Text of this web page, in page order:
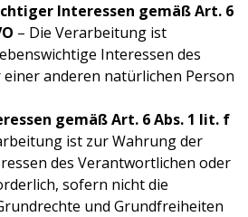
Interessen gemäß Art. 6
– Die Verarbeitung ist
Interessen des
anderen natürlichen Person
gemäß Art. 6 Abs. 1 lit. f
ist zur Wahrung der
des Verantwortlichen oder
sofern nicht die
und Grundfreiheiten